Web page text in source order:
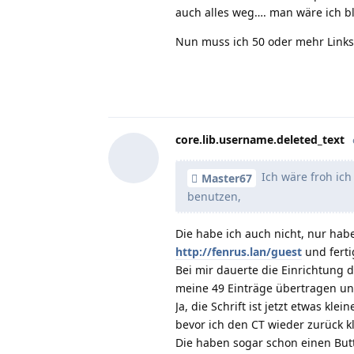
auch alles weg…. man wäre ich
Nun muss ich 50 oder mehr
core.lib.username.deleted_text
Master67
Ich wäre froh ich
benutzen,
Die habe ich auch nicht, nur
http://fenrus.lan/guest und
Bei mir dauerte die Einrichtung
meine 49 Einträge übertragen
Ja, die Schrift ist jetzt etwas
bevor ich den CT wieder zurück
Die haben sogar schon einen